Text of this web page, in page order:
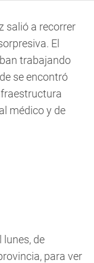
salió a recorrer
El
trabajando
se encontró
médico y de
lunes, de
para ver